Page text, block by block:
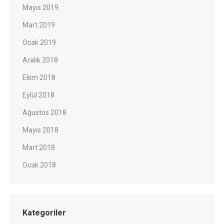
Mayıs 2019
Mart 2019
Ocak 2019
Aralık 2018
Ekim 2018
Eylül 2018
Ağustos 2018
Mayıs 2018
Mart 2018
Ocak 2018
Kategoriler